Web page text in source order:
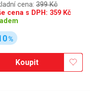
cena: 399 Kč
cena s DPH: 359 Kč
%
Koupit